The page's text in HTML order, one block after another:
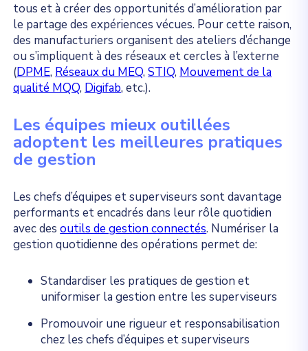
tous et à créer des opportunités d’amélioration par
le partage des expériences vécues. Pour cette raison,
des manufacturiers organisent des ateliers d’échange
ou s’impliquent à des réseaux et cercles à l’externe
(DPME, Réseaux du MEQ,STIQ, Mouvement de la
qualité MQQ, Digifab, etc.).
Les équipes mieux outillées
adoptent les meilleures pratiques
de gestion
Les chefs d’équipes et superviseurs sont davantage
performants et encadrés dans leur rôle quotidien
avec desoutils de gestion connectés. Numériser la
gestion quotidienne des opérations permet de:
Standardiser les pratiques de gestion et
uniformiser la gestion entre les superviseurs
Promouvoir une rigueur et responsabilisation
chez les chefs d’équipes et superviseurs